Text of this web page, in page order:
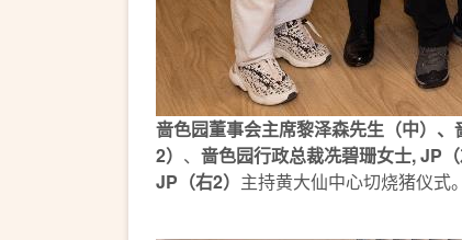
啬色园董事会主席黎泽森先生（中）
2） 、 啬色园行政总裁冼碧珊女士, JP（
JP（右2） 主持黄大仙中心切烧猪仪式。